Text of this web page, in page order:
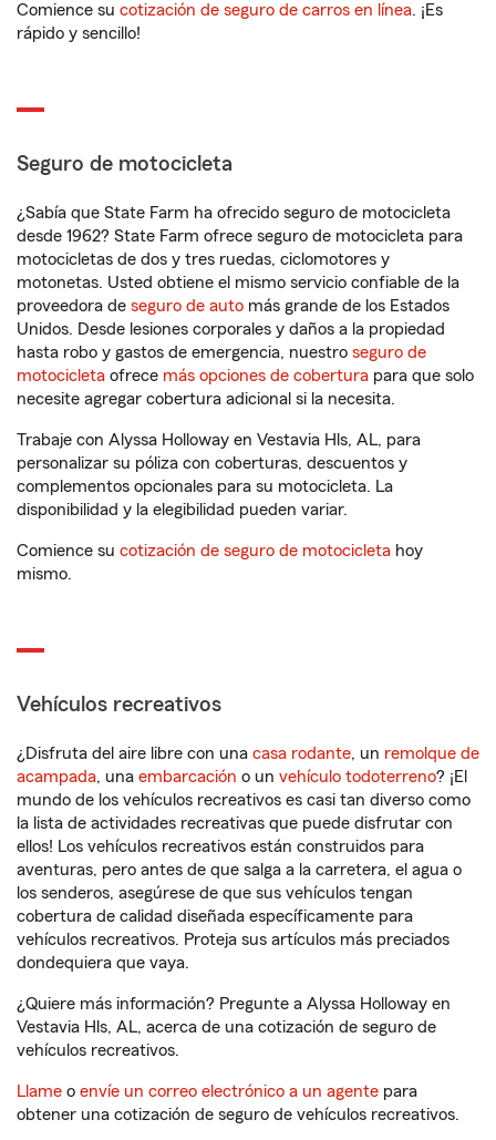
Comience su cotización de seguro de carros en línea. ¡Es
rápido y sencillo!
Seguro de motocicleta
¿Sabía que State Farm ha ofrecido seguro de motocicleta
desde 1962? State Farm ofrece seguro de motocicleta para
motocicletas de dos y tres ruedas, ciclomotores y
motonetas. Usted obtiene el mismo servicio confiable de la
proveedora de seguro de auto más grande de los Estados
Unidos. Desde lesiones corporales y daños a la propiedad
hasta robo y gastos de emergencia, nuestro seguro de
motocicleta ofrece más opciones de cobertura para que solo
necesite agregar cobertura adicional si la necesita.
Trabaje con Alyssa Holloway en Vestavia Hls, AL, para
personalizar su póliza con coberturas, descuentos y
complementos opcionales para su motocicleta. La
disponibilidad y la elegibilidad pueden variar.
Comience su cotización de seguro de motocicleta hoy
mismo.
Vehículos recreativos
¿Disfruta del aire libre con una casa rodante, un remolque de
acampada, una embarcación o un vehículo todoterreno? ¡El
mundo de los vehículos recreativos es casi tan diverso como
la lista de actividades recreativas que puede disfrutar con
ellos! Los vehículos recreativos están construidos para
aventuras, pero antes de que salga a la carretera, el agua o
los senderos, asegúrese de que sus vehículos tengan
cobertura de calidad diseñada específicamente para
vehículos recreativos. Proteja sus artículos más preciados
dondequiera que vaya.
¿Quiere más información? Pregunte a Alyssa Holloway en
Vestavia Hls, AL, acerca de una cotización de seguro de
vehículos recreativos.
Llame o envíe un correo electrónico a un agente para
obtener una cotización de seguro de vehículos recreativos.